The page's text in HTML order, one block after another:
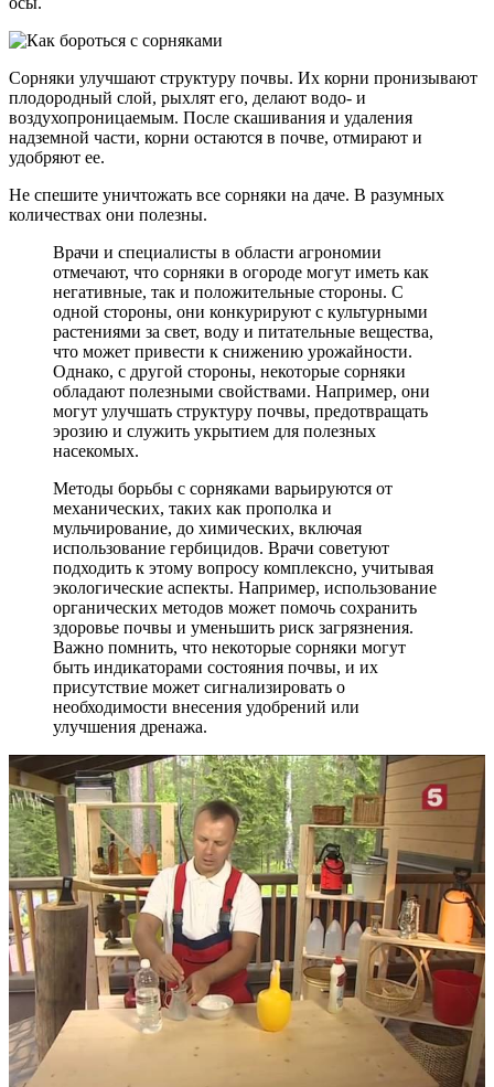
Сорняки улучшают структуру почвы. Их корни пронизывают
плодородный слой, рыхлят его, делают водо- и
воздухопроницаемым. После скашивания и удаления
надземной части, корни остаются в почве, отмирают и
удобряют ее.
Не спешите уничтожать все сорняки на даче. В разумных
количествах они полезны.
Врачи и специалисты в области агрономии
отмечают, что сорняки в огороде могут иметь как
негативные, так и положительные стороны. С
одной стороны, они конкурируют с культурными
растениями за свет, воду и питательные вещества,
что может привести к снижению урожайности.
Однако, с другой стороны, некоторые сорняки
обладают полезными свойствами. Например, они
могут улучшать структуру почвы, предотвращать
эрозию и служить укрытием для полезных
насекомых.
Методы борьбы с сорняками варьируются от
механических, таких как прополка и
мульчирование, до химических, включая
использование гербицидов. Врачи советуют
подходить к этому вопросу комплексно, учитывая
экологические аспекты. Например, использование
органических методов может помочь сохранить
здоровье почвы и уменьшить риск загрязнения.
Важно помнить, что некоторые сорняки могут
быть индикаторами состояния почвы, и их
присутствие может сигнализировать о
необходимости внесения удобрений или
улучшения дренажа.